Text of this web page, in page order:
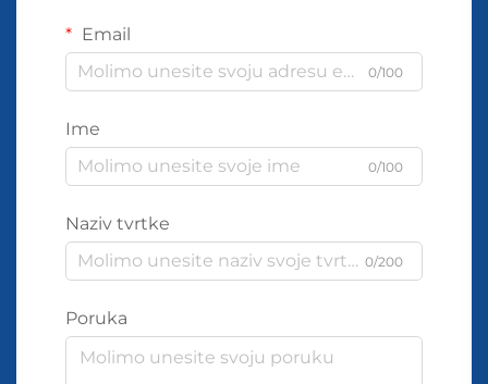
Email
0/100
Ime
0/100
Naziv tvrtke
0/200
Poruka